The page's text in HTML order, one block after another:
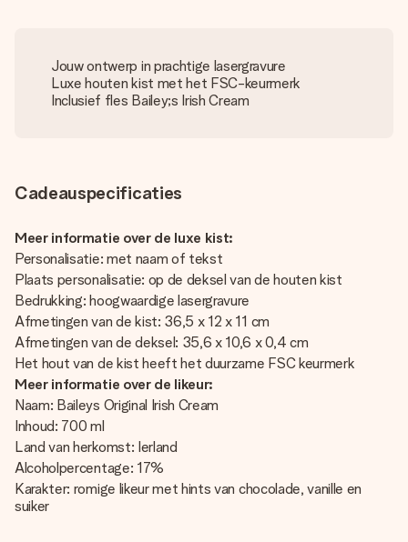
Jouw ontwerp in prachtige lasergravure
Luxe houten kist met het FSC-keurmerk
Inclusief fles Bailey;s Irish Cream
Cadeauspecificaties
Meer informatie over de luxe kist:
Personalisatie: met naam of tekst
Plaats personalisatie: op de deksel van de houten kist
Bedrukking: hoogwaardige lasergravure
Afmetingen van de kist: 36,5 x 12 x 11 cm
Afmetingen van de deksel: 35,6 x 10,6 x 0,4 cm
Het hout van de kist heeft het duurzame FSC keurmerk
Meer informatie over de likeur:
Naam: Baileys Original Irish Cream
Inhoud: 700 ml
Land van herkomst: Ierland
Alcoholpercentage: 17%
Karakter: romige likeur met hints van chocolade, vanille en
suiker